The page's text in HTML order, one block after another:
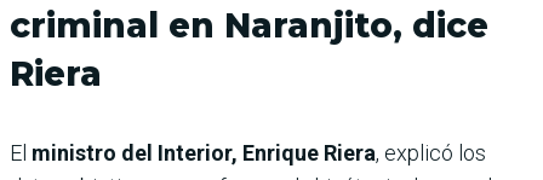
criminal en Naranjito, dice
Riera
El ministro del Interior, Enrique Riera, explicó los